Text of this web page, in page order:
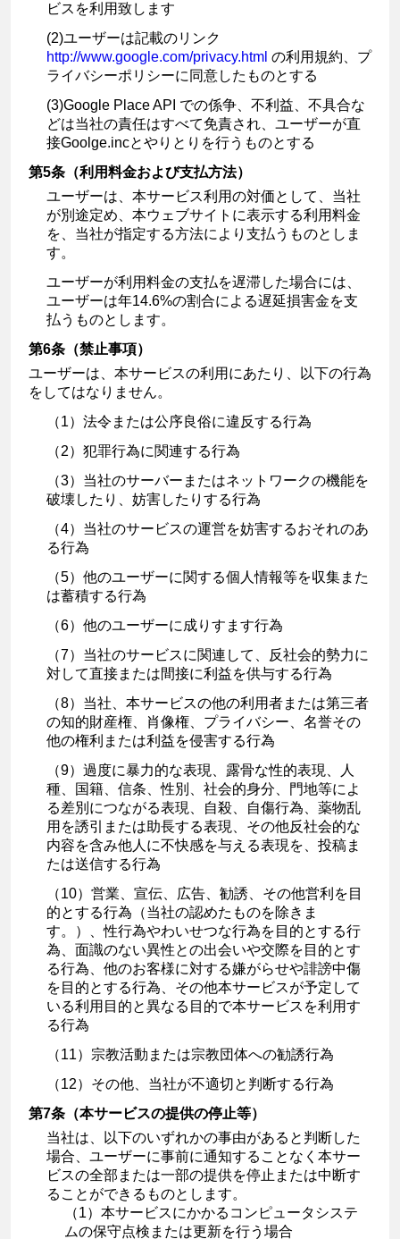
ビスを利用致します
(2)ユーザーは記載のリンク
http://www.google.com/privacy.html の利用規約、プ
ライバシーポリシーに同意したものとする
(3)Google Place API での係争、不利益、不具合な
どは当社の責任はすべて免責され、ユーザーが直
接Goolge.incとやりとりを行うものとする
第5条（利用料金および支払方法）
ユーザーは、本サービス利用の対価として、当社
が別途定め、本ウェブサイトに表示する利用料金
を、当社が指定する方法により支払うものとしま
す。
ユーザーが利用料金の支払を遅滞した場合には、
ユーザーは年14.6%の割合による遅延損害金を支
払うものとします。
第6条（禁止事項）
ユーザーは、本サービスの利用にあたり、以下の行為
をしてはなりません。
（1）法令または公序良俗に違反する行為
（2）犯罪行為に関連する行為
（3）当社のサーバーまたはネットワークの機能を
破壊したり、妨害したりする行為
（4）当社のサービスの運営を妨害するおそれのあ
る行為
（5）他のユーザーに関する個人情報等を収集また
は蓄積する行為
（6）他のユーザーに成りすます行為
（7）当社のサービスに関連して、反社会的勢力に
対して直接または間接に利益を供与する行為
（8）当社、本サービスの他の利用者または第三者
の知的財産権、肖像権、プライバシー、名誉その
他の権利または利益を侵害する行為
（9）過度に暴力的な表現、露骨な性的表現、人
種、国籍、信条、性別、社会的身分、門地等によ
る差別につながる表現、自殺、自傷行為、薬物乱
用を誘引または助長する表現、その他反社会的な
内容を含み他人に不快感を与える表現を、投稿ま
たは送信する行為
（10）営業、宣伝、広告、勧誘、その他営利を目
的とする行為（当社の認めたものを除きま
す。）、性行為やわいせつな行為を目的とする行
為、面識のない異性との出会いや交際を目的とす
る行為、他のお客様に対する嫌がらせや誹謗中傷
を目的とする行為、その他本サービスが予定して
いる利用目的と異なる目的で本サービスを利用す
る行為
（11）宗教活動または宗教団体への勧誘行為
（12）その他、当社が不適切と判断する行為
第7条（本サービスの提供の停止等）
当社は、以下のいずれかの事由があると判断した
場合、ユーザーに事前に通知することなく本サー
ビスの全部または一部の提供を停止または中断す
ることができるものとします。
（1）本サービスにかかるコンピュータシステ
ムの保守点検または更新を行う場合